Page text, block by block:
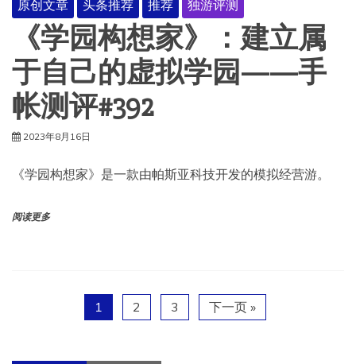
原创文章 头条推荐 推荐 独游评测
《学园构想家》：建立属
于自己的虚拟学园——手
帐测评#392
2023年8月16日
《学园构想家》是一款由帕斯亚科技开发的模拟经营游。
阅读更多
1 2 3 下一页 »